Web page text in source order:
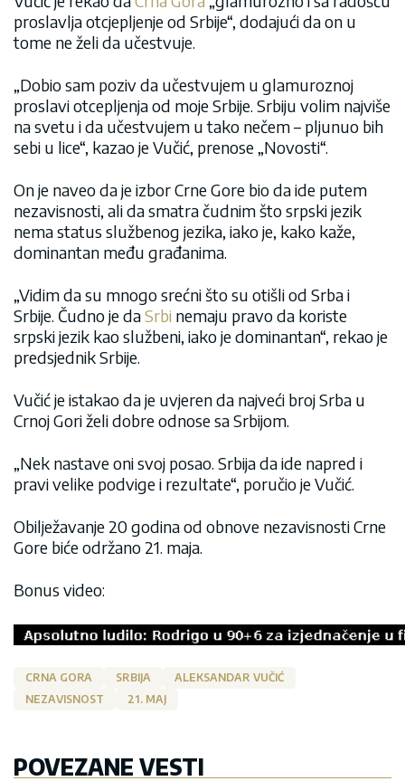
proslavlja otcjepljenje od Srbije“, dodajući da on u
tome ne želi da učestvuje.
„Dobio sam poziv da učestvujem u glamuroznoj
proslavi otcepljenja od moje Srbije. Srbiju volim najviše
na svetu i da učestvujem u tako nečem – pljunuo bih
sebi u lice“, kazao je Vučić, prenose „Novosti“.
On je naveo da je izbor Crne Gore bio da ide putem
nezavisnosti, ali da smatra čudnim što srpski jezik
nema status službenog jezika, iako je, kako kaže,
dominantan među građanima.
„Vidim da su mnogo srećni što su otišli od Srba i
Srbije. Čudno je daSrbi nemaju pravo da koriste
srpski jezik kao službeni, iako je dominantan“, rekao je
predsjednik Srbije.
Vučić je istakao da je uvjeren da najveći broj Srba u
Crnoj Gori želi dobre odnose sa Srbijom.
„Nek nastave oni svoj posao. Srbija da ide napred i
pravi velike podvige i rezultate“, poručio je Vučić.
Obilježavanje 20 godina od obnove nezavisnosti Crne
Gore biće održano 21. maja.
Bonus video:
CRNA GORA SRBIJA
ALEKSANDAR VUČIĆ
NEZAVISNOST
21. MAJ
POVEZANE VESTI